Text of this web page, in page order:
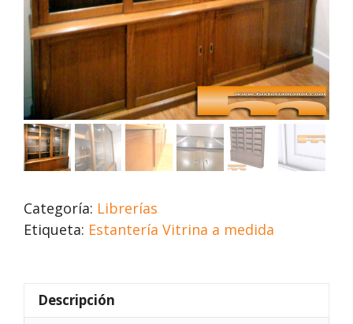
Categoría: Librerías
Etiqueta: Estantería Vitrina a medida
Descripción